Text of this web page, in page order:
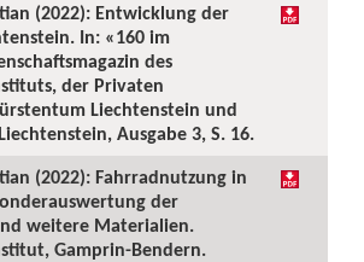
(2022): Entwicklung der
In: «160 im
des
der Privaten
Liechtenstein und
Ausgabe 3, S. 16.
(2022): Fahrradnutzung in
der
weitere Materialien.
Gamprin-Bendern.